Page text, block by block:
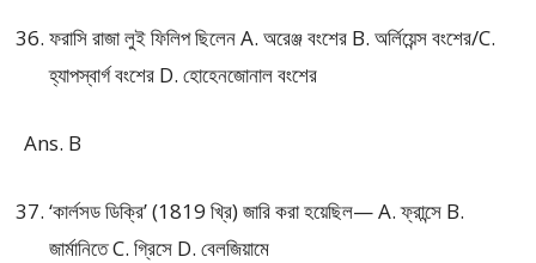
ফরাসি রাজা লুই ফিলিপ ছিলেন A. অরেঞ্জ বংশের B. অর্লিয়েন্স বংশের/C.
হ্যাপস্বার্গ বংশের D. হোহেনজোনাল বংশের
Ans. B
‘কার্লসড ডিক্রি’ (1819 খ্রি) জারি করা হয়েছিল— A. ফ্রান্সে B.
জার্মানিতে C. গ্রিসে D. বেলজিয়ামে